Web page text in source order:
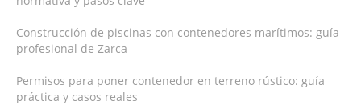
Construcción de piscinas con contenedores marítimos: guía
profesional de Zarca
Permisos para poner contenedor en terreno rústico: guía
práctica y casos reales